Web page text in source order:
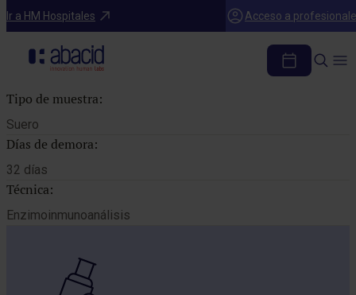
Ir a HM Hospitales Acceso a
Catálogo de pruebas
INHIBINA B
Tipo de muestra:
Suero
Días de demora:
32 días
Técnica:
Enzimoinmunoanálisis